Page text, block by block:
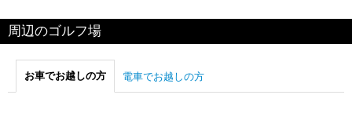
周辺のゴルフ場
お車でお越しの方 電車でお越しの方